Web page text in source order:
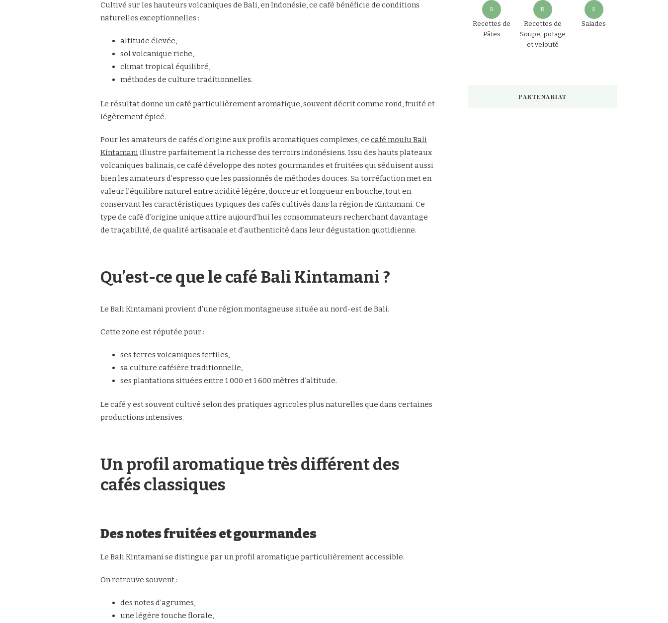
Cultivé sur les hauteurs volcaniques de Bali, en Indonésie, ce café bénéficie de conditions
naturelles exceptionnelles :
altitude élevée,
sol volcanique riche,
climat tropical équilibré,
méthodes de culture traditionnelles.
Le résultat donne un café particulièrement aromatique, souvent décrit comme rond, fruité et
légèrement épicé.
Pour les amateurs de cafés d’origine aux profils aromatiques complexes, ce café moulu Bali
Kintamani illustre parfaitement la richesse des terroirs indonésiens. Issu des hauts plateaux
volcaniques balinais, ce café développe des notes gourmandes et fruitées qui séduisent aussi
bien les amateurs d’espresso que les passionnés de méthodes douces. Sa torréfaction met en
valeur l’équilibre naturel entre acidité légère, douceur et longueur en bouche, tout en
conservant les caractéristiques typiques des cafés cultivés dans la région de Kintamani. Ce
type de café d’origine unique attire aujourd’hui les consommateurs recherchant davantage
de traçabilité, de qualité artisanale et d’authenticité dans leur dégustation quotidienne.
Qu’est-ce que le café Bali Kintamani ?
Le Bali Kintamani provient d’une région montagneuse située au nord-est de Bali.
Cette zone est réputée pour :
ses terres volcaniques fertiles,
sa culture caféière traditionnelle,
ses plantations situées entre 1 000 et 1 600 mètres d’altitude.
Le café y est souvent cultivé selon des pratiques agricoles plus naturelles que dans certaines
productions intensives.
Un profil aromatique très différent des
cafés classiques
Des notes fruitées et gourmandes
Le Bali Kintamani se distingue par un profil aromatique particulièrement accessible.
On retrouve souvent :
des notes d’agrumes,
une légère touche florale,
R
Recettes de
Pâtes
R
Recettes de
Soupe, potage
et velouté
S
Salades
PARTENARIAT